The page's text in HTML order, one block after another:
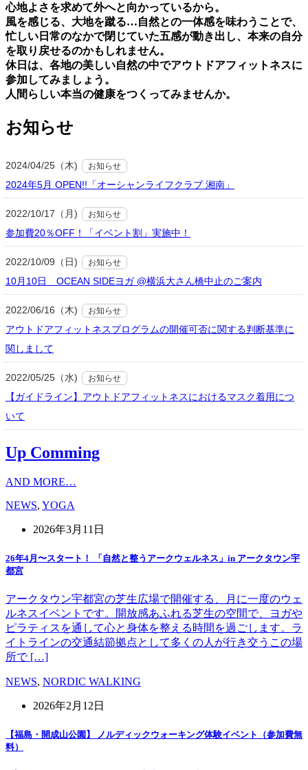
⼼地よさを求めて外へと向かっているから。
⾵を感じる、⼤地を蹴る…⾃然との⼀体感を味わうことで、
忙しい⽇常のなかで閉じていた五感が動き出し、本来の⾃分
を取り戻せるのかもしれません。
休⽇は、各地の美しい⾃然の中でアウトドアフィットネスに
参加してみましょう。
⼈間らしい本当の健康をつくってみませんか。
お知らせ
2024/04/25（木) お知らせ
2024年5月 OPEN!!「オーシャンライフクラブ 湘南」
2022/10/17（月) お知らせ
参加費20％OFF！「イベント割」実施中！
2022/10/09（日) お知らせ
10月10日 OCEAN SIDEヨガ @横浜大さん橋中止のご案内
2022/06/16（木) お知らせ
アウトドアフィットネスプログラムの開催可否に関する判断基準に
関しまして
2022/05/25（水) お知らせ
【ガイドライン】アウトドアフィットネスにおけるマスク着用につ
いて
Up Comming
AND MORE…
NEWS, YOGA
2026年3月11日
26年4月〜スタート！ 「自然と整うアークウェルネス」in アークタウン宇
都宮
アークタウン宇都宮の芝生広場で開催する、月に一度のウェ
ルネスイベントです。開放感あふれる芝生の空間で、ヨガや
ピラティスを通して心と身体を整える時間を過ごします。ラ
イトラインの交通結節拠点として多くの人が行き交うこの場
所で […]
NEWS, NORDIC WALKING
2026年2月12日
【福島・開成山公園】 ノルディックウォーキング体験イベント（参加費無
料）